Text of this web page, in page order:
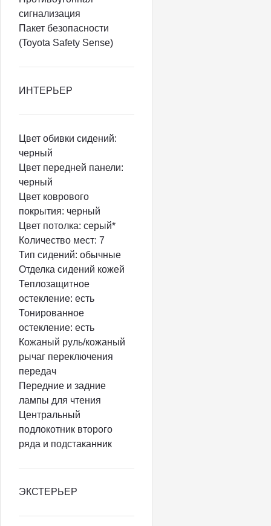
сигнализация
Пакет безопасности
(Toyota Safety Sense)
ИНТЕРЬЕР
Цвет обивки сидений:
черный
Цвет передней панели:
черный
Цвет коврового
покрытия: черный
Цвет потолка: серый*
Количество мест: 7
Тип сидений: обычные
Отделка сидений кожей
Теплозащитное
остекление: есть
Тонированное
остекление: есть
Кожаный руль/кожаный
рычаг переключения
передач
Передние и задние
лампы для чтения
Центральный
подлокотник второго
ряда и подстаканник
ЭКСТЕРЬЕР